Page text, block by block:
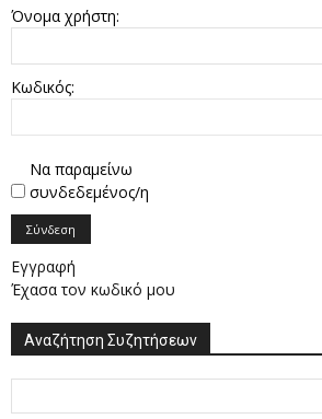
Όνομα χρήστη:
Κωδικός:
Να παραμείνω
συνδεδεμένος/η
Σύνδεση
Εγγραφή
Έχασα τον κωδικό μου
Αναζήτηση Συζητήσεων